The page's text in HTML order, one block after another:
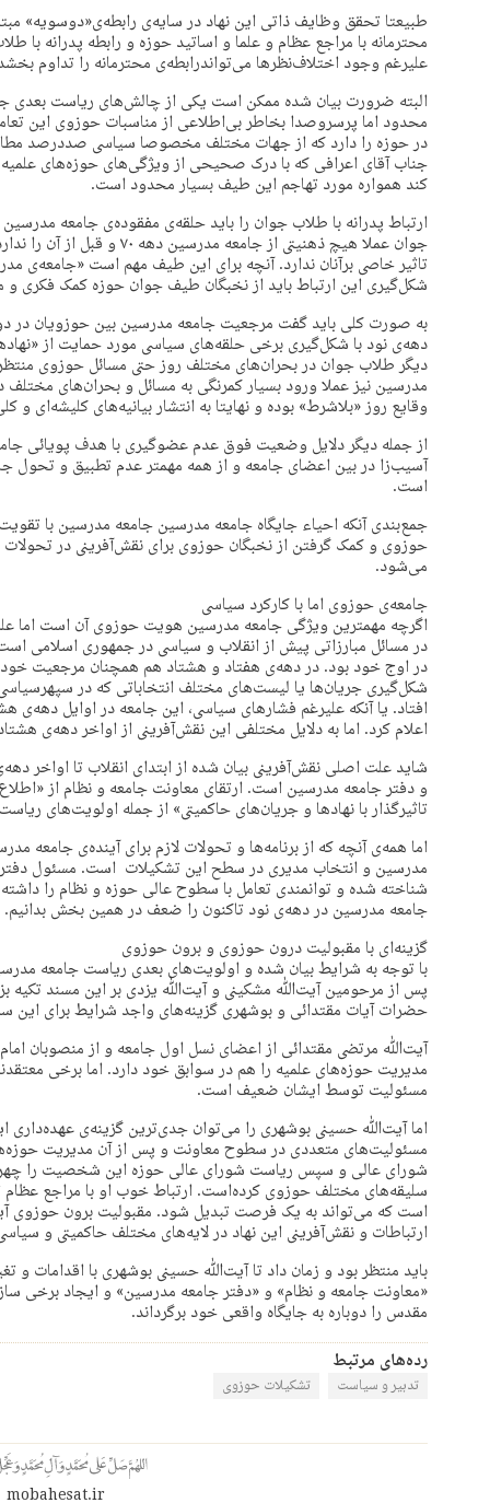
طبیعتا تحقق وظایف ذاتی این نهاد در سایه‌ی رابطه‌ی«دوسویه»
محترمانه با مراجع عظام و علما و اساتید حوزه و رابطه پدرانه
علیرغم وجود اختلاف‌نظرها می‌تواندرابطه‌ی محترمانه را تداوم
البته ضرورت بیان شده ممکن است یکی از چالش‌های ریاست بعدی
محدود اما پرسروصدا بخاطر بی‌اطلاعی از مناسبات حوزوی این
در حوزه را دارد که از جهات مختلف مخصوصا سیاسی صددرصد
جناب آقای اعرافی که با درک صحیحی از ویژگی‌های حوزه‌های
کند همواره مورد تهاجم این طیف بسیار محدود است.
ارتباط پدرانه با طلاب جوان را باید حلقه‌ی مفقوده‌ی جامعه
جوان عملا هیچ ذهنیتی از
تاثیر خاصی برآنان ندارد. آنچه برای این طیف مهم است «جامعه‌ی
شکل‌گیری این ارتباط باید از نخبگان طیف جوان حوزه کمک فکری و
به صورت کلی باید گفت مرجعیت جامعه مدرسین بین حوزویان در
دهه‌ی نود با شکل‌گیری برخی حلقه‌های سیاسی مورد حمایت از
دیگر طلاب جوان در بحران‌های مختلف روز حتی مسائل حوزوی
مدرسین نیز عملا ورود بسیار کمرنگی به مسائل و بحران‌های
وقایع روز «بلاشرط» بوده‌ و نهایتا به انتشار بیانیه‌های کلیشه‌ای و
از جمله دیگر دلایل وضعیت فوق عدم عضو‌گیری با هدف پویائی
آسیب‌زا در بین اعضای جامعه و از همه مهمتر عدم تطبیق و تحول
است.
جمع‌بندی آنکه احیاء جایگاه جامعه مدرسین جامعه مدرسین با
حوزوی و کمک گرفتن از نخبگان حوزوی برای نقش‌‌آفرینی در
می‌شود.
جامعه‌ی حوزوی اما با کارکرد سیاسی
اگرچه مهمترین ویژگی جامعه مدرسین هویت حوزوی آن است اما
در مسائل مبارزاتی پیش از انقلاب و سیاسی در جمهوری اسلامی
در اوج خود بود. در دهه‌ی هفتاد و هشتاد هم همچنان مرجعیت خود
شکل‌گیری جریان‌ها یا لیست‌های مختلف انتخاباتی که در
افتاد. یا آنکه علیرغم فشارهای سیاسی، این جامعه در اوایل دهه‌ی
اعلام کرد. اما به دلایل مختلفی این نقش‌‌آفرینی از اواخر دهه‌ی
شاید علت اصلی نقش‌‌آفرینی بیان شده از ابتدای انقلاب تا اواخر
و دفتر جامعه مدرسین است. ارتقای معاونت جامعه و نظام از
تاثیرگذار با نهادها و جریان‌های حاکمیتی» از جمله اولویت‌های
اما همه‌ی آنچه که از برنامه‌ها و تحولات لازم برای آینده‌ی
مدرسین و انتخاب مدیری در سطح این تشکیلات است. مسئول دفتر
شناخته شده و توانمندی تعامل با سطوح عالی حوزه و نظام را
جامعه مدرسین در دهه‌ی نود تاکنون را ضعف در همین بخش بدانیم.
گزینه‌ای با مقبولیت درون حوزوی و برون حوزوی
با توجه به شرایط بیان شده و اولویت‌های بعدی ریاست جامعه
پس از مرحومین آیت‌ﷲ مشکینی و آیت‌ﷲ یزدی بر این مسند تکیه
حضرات آیات مقتدائی و بوشهری گزینه‌‌های واجد شرایط برای این
آیت‌ﷲ مرتضی مقتدائی از اعضای نسل اول جامعه و از منصوبان
مدیریت حوزه‌های علمیه را هم در سوابق خود دارد. اما برخی
مسئولیت توسط ایشان ضعیف است.
اما آیت‌ﷲ حسینی بوشهری را می‌توان جدی‌ترین گزینه‌ی عهده‌داری
مسئولیت‌های متعددی در سطوح معاونت و پس از آن مدیریت
شورای عالی و سپس ریاست شورای عالی حوزه این شخصیت را
سلیقه‌های مختلف حوزوی کرده‌است. ارتباط خوب او با مراجع عظام
است که می‌تواند به یک فرصت تبدیل شود. مقبولیت برون
ارتباطات و نقش‌آفرینی این نهاد در لایه‌های مختلف حاکمیتی و
باید منتظر بود و زمان داد تا آیت‌ﷲ حسینی بوشهری با اقدامات و
«معاونت جامعه و نظام» و «دفتر جامعه مدرسین» و ایجاد برخی
مقدس را دوباره به جایگاه واقعی خود برگرداند.
رده‌های مرتبط
تدبیر و سیاست تشکیلات حوزوی
mobahesat.ir